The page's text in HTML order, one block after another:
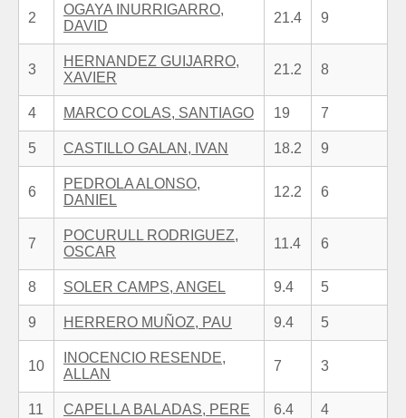
2
OGAYA INURRIGARRO,
DAVID
21.4 9
3
HERNANDEZ GUIJARRO,
XAVIER
21.2 8
4 MARCO COLAS, SANTIAGO 19 7
5 CASTILLO GALAN, IVAN 18.2 9
6
PEDROLA ALONSO,
DANIEL
12.2 6
7
POCURULL RODRIGUEZ,
OSCAR
11.4 6
8 SOLER CAMPS, ANGEL 9.4 5
9 HERRERO MUÑOZ, PAU 9.4 5
10
INOCENCIO RESENDE,
ALLAN
7 3
11 CAPELLA BALADAS, PERE 6.4 4